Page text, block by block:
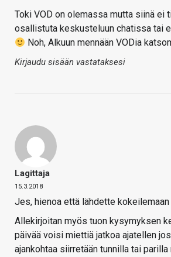
Toki VOD on olemassa mutta siinä ei
osallistuta keskusteluun chatissa tai
Noh, Alkuun mennään VODia
Kirjaudu sisään vastataksesi
Lagittaja
15.3.2018
Jes, hienoa että lähdette
Allekirjoitan myös tuon kysymyksen
päivää voisi miettiä jatkoa ajatellen
ajankohtaa siirretään tunnilla tai